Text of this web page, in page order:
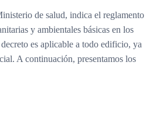
de salud, indica el reglamento
y ambientales básicas en los
es aplicable a todo edificio, ya
A continuación, presentamos los